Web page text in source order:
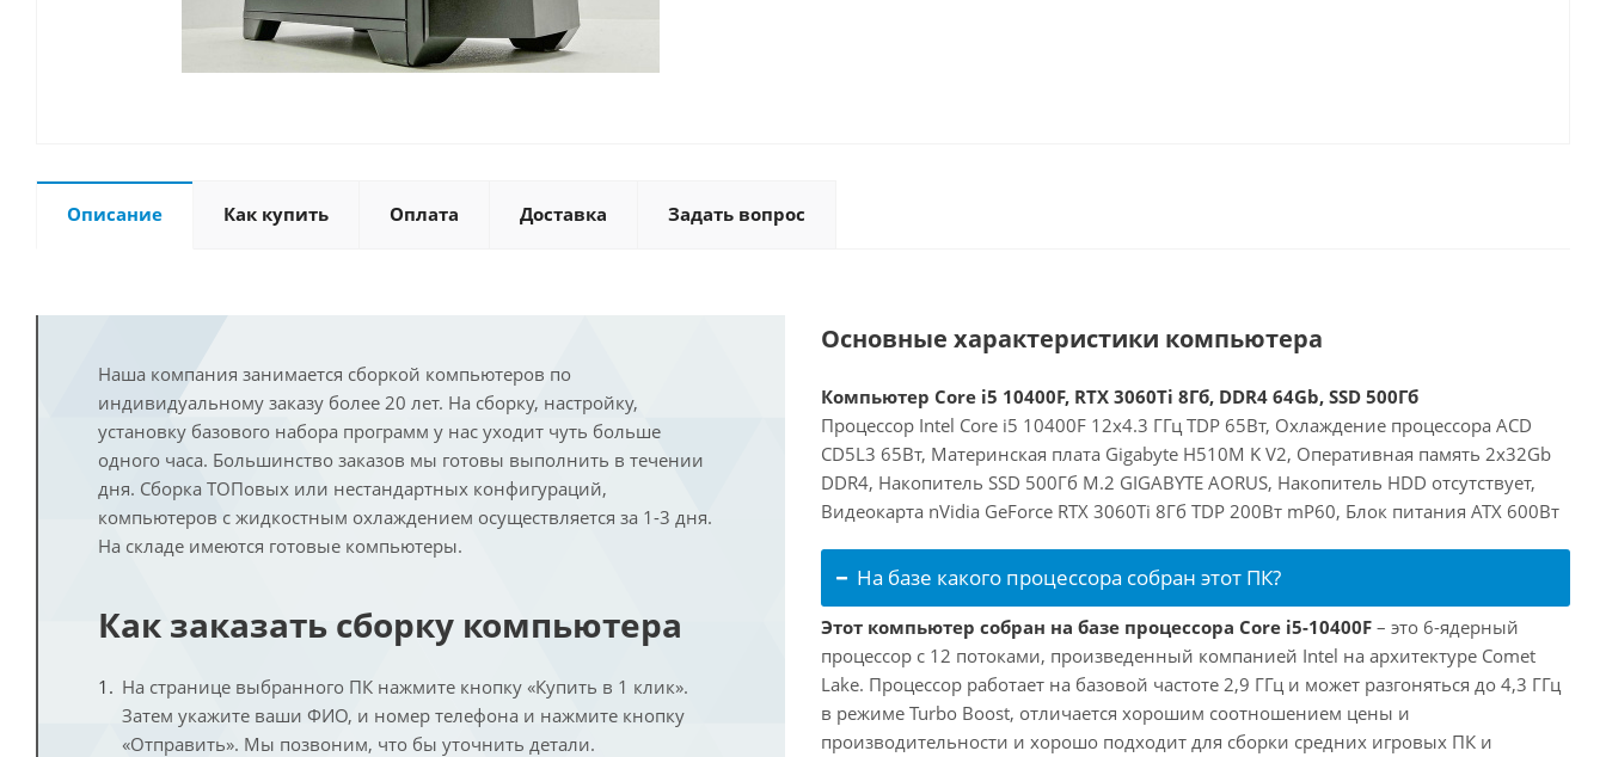
Описание Как купить Оплата Доставка Задать вопрос
Наша компания занимается сборкой компьютеров по
индивидуальному заказу более 20 лет. На сборку, настройку,
установку базового набора программ у нас уходит чуть больше
одного часа. Большинство заказов мы готовы выполнить в течении
дня. Сборка ТОПовых или нестандартных конфигураций,
компьютеров с жидкостным охлаждением осуществляется за 1-3 дня.
На складе имеются готовые компьютеры.
Как заказать сборку компьютера
На странице выбранного ПК нажмите кнопку «Купить в 1 клик».
Затем укажите ваши ФИО, и номер телефона и нажмите кнопку
«Отправить». Мы позвоним, что бы уточнить детали.
Основные характеристики компьютера
Компьютер Core i5 10400F, RTX 3060Ti 8Гб, DDR4 64Gb, SSD 500Гб
Процессор Intel Core i5 10400F 12x4.3 ГГц TDP 65Вт, Охлаждение процессора ACD
CD5L3 65Вт, Материнская плата Gigabyte H510M K V2, Оперативная память 2x32Gb
DDR4, Накопитель SSD 500Гб M.2 GIGABYTE AORUS, Накопитель HDD отсутствует,
Видеокарта nVidia GeForce RTX 3060Ti 8Гб TDP 200Вт mP60, Блок питания ATX 600Вт
На базе какого процессора собран этот ПК?
Этот компьютер собран на базе процессора Core i5-10400F – это 6-ядерный
процессор с 12 потоками, произведенный компанией Intel на архитектуре Comet
Lake. Процессор работает на базовой частоте 2,9 ГГц и может разгоняться до 4,3 ГГц
в режиме Turbo Boost, отличается хорошим соотношением цены и
производительности и хорошо подходит для сборки средних игровых ПК и